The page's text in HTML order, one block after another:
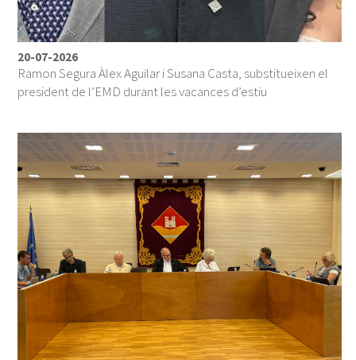
20-07-2026
Ramon Segura Àlex Aguilar i Susana Casta, substitueixen el
president de l’EMD durant les vacances d’estiu